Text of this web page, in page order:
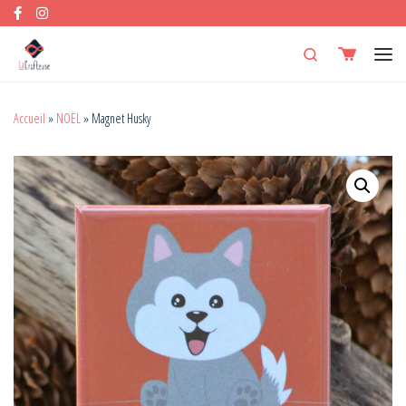
Skip to content
Search
Accueil » NOËL» Magnet Husky